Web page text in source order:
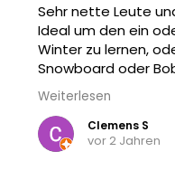
Sehr nette Leute
Ideal um den ein
Winter zu lernen,
Snowboard oder
springen. Und wenn
einfach aufs
Weiterlesen
Clemens S
vor 2 Jahren